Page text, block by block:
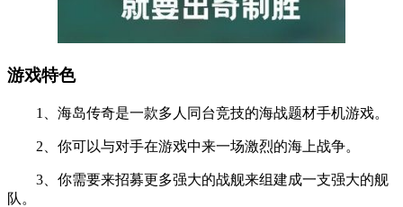
游戏特色
1、海岛传奇是一款多人同台竞技的海战题材手机游戏。
2、你可以与对手在游戏中来一场激烈的海上战争。
3、你需要来招募更多强大的战舰来组建成一支强大的舰
队。